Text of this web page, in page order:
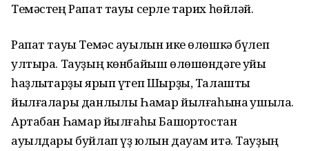
Темәстең Рапат тауы серле тарих һөйләй.
Рапат тауы Темәс ауылын ике өлөшкә бүлеп
ултыра. Тауҙың көнбайыш өлөшөндәге ҡуйы
һаҙлыҡтарҙы ярып үтеп Шырҙы, Талашты
йылғалары данлыҡлы Һаҡмар йылғаһына ҡушыла.
Артабан Һаҡмар йылғаһы Башҡортостан
ауылдары буйлап үҙ юлын дауам итә. Тауҙың